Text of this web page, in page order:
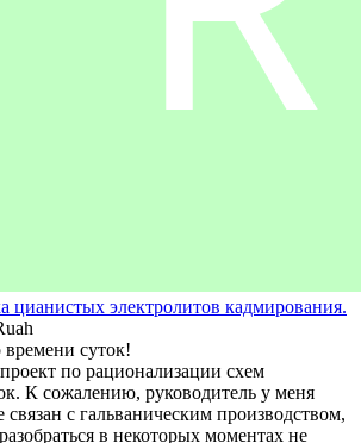
цианистых электролитов кадмирования.
времени суток!
по рационализации схем
К сожалению, руководитель у меня
связан с гальваническим производством,
в некоторых моментах не